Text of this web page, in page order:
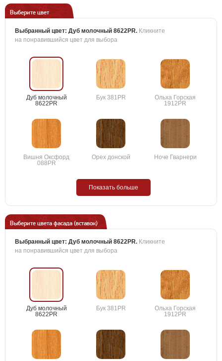
Выберите цвет
Выбранный цвет: Дуб молочный 8622PR. Кликните
на понравившийся цвет для выбора
Дуб молочный
8622PR
Бук 381PR
Ольха Горская
1912PR
Вишня Оксфорд
088PR
Орех донской Ноче Гварнери
Показать больше
Выберите цвета фасада (вставок)
Выбранный цвет: Дуб молочный 8622PR. Кликните
на понравившийся цвет для выбора
Дуб молочный
8622PR
Бук 381PR
Ольха Горская
1912PR